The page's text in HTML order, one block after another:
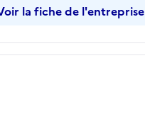
la fiche de l'entreprise